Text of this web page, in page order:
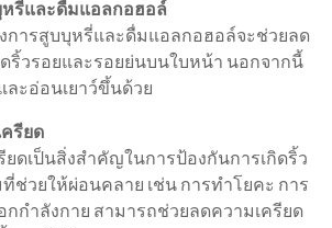
หรี่และดื่มแอลกอฮอล์
การสูบบุหรี่และดื่มแอลกอฮอล์จะช่วยลด
ดริ้วรอยและรอยย่นบนใบหน้า นอกจากนี้
ละอ่อนเยาว์ขึ้นด้วย
ครียด
ยดเป็นสิ่งสำคัญในการป้องกันการเกิดริ้ว
ช่วยให้ผ่อนคลาย เช่น การทำโยคะ การ
กำลังกาย สามารถช่วยลดความเครียด